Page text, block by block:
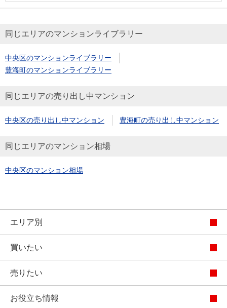
同じエリアのマンションライブラリー
中央区のマンションライブラリー
豊海町のマンションライブラリー
同じエリアの売り出し中マンション
中央区の売り出し中マンション 豊海町の売り出し中マンション
同じエリアのマンション相場
中央区のマンション相場
エリア別
買いたい
売りたい
お役立ち情報